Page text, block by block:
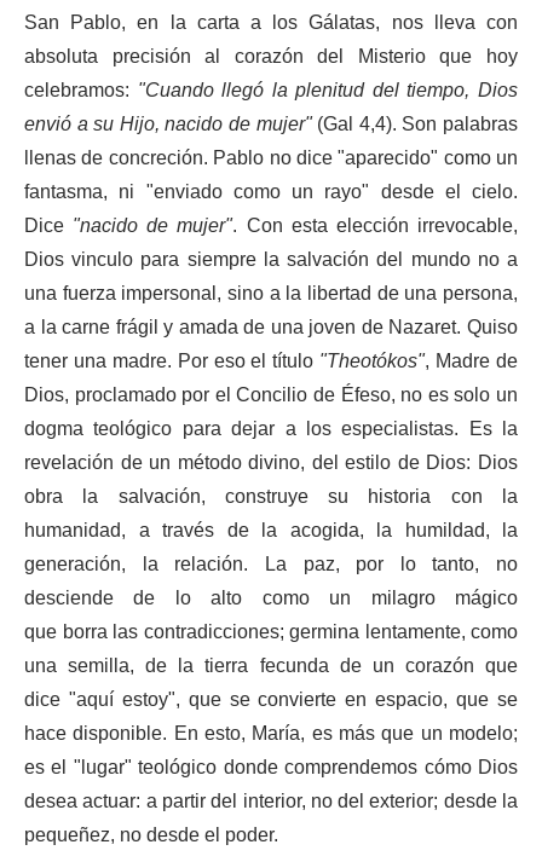
San Pablo, en la carta a los Gálatas, nos lleva con
absoluta precisión al corazón del Misterio que hoy
celebramos: "Cuando llegó la plenitud del tiempo, Dios
envió a su Hijo, nacido de mujer"(Gal 4,4). Son palabras
llenas de concreción. Pablo no dice "aparecido" como un
fantasma, ni "enviado como un rayo" desde el cielo.
Dice "nacido de mujer". Con esta elección irrevocable,
Dios vinculo para siempre la salvación del mundo no a
una fuerza impersonal, sino a la libertad de una persona,
a la carne frágil y amada de una joven de Nazaret. Quiso
tener una madre. Por eso el título"Theotókos", Madre de
Dios, proclamado por el Concilio de Éfeso, no es solo un
dogma teológico para dejar a los especialistas. Es la
revelación de un método divino, del estilo de Dios: Dios
obra la salvación, construye su historia con la
humanidad, a través de la acogida, la humildad, la
generación, la relación. La paz, por lo tanto, no
desciende de lo alto como un milagro mágico
que borra las contradicciones; germina lentamente, como
una semilla, de la tierra fecunda de un corazón que
dice "aquí estoy", que se convierte en espacio, que se
hace disponible. En esto, María, es más que un modelo;
es el "lugar" teológico donde comprendemos cómo Dios
desea actuar: a partir del interior, no del exterior; desde la
pequeñez, no desde el poder.